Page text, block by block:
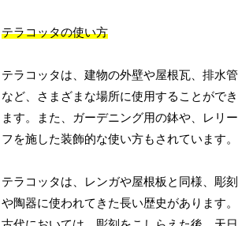
テラコッタの使い方
テラコッタは、建物の外壁や屋根瓦、排水管
など、さまざまな場所に使用することができ
ます。また、ガーデニング用の鉢や、レリー
フを施した装飾的な使い方もされています。
テラコッタは、レンガや屋根板と同様、彫刻
や陶器に使われてきた長い歴史があります。